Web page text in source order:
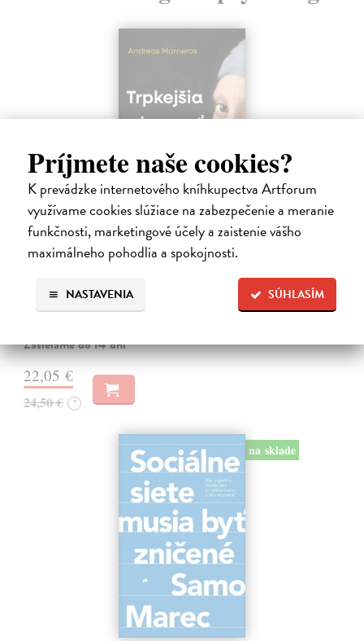
Príjmete naše cookies?
K prevádzke internetového kníhkupectva Artforum
využívame cookies slúžiace na zabezpečenie a meranie
funkčnosti, marketingové účely a zaistenie vášho
maximálneho pohodlia a spokojnosti.
SÚHLASÍM
NASTAVENIA
Trpkejšia ako smrť je žena
Marneros Andreas| Kniha
JE TO MOŽNO NAJVÄČŠIA REVOLÚCIA NAŠICH DNÍ:
rovnocennosť a rovnoprávnosť ženy a muža. Vojna a mier medzi
pohlaviami sa však nezačali feminizmom 20. storočia, ale ich
Zasielame do 14 dní
22,05 €
24,50 € ?
na sklade